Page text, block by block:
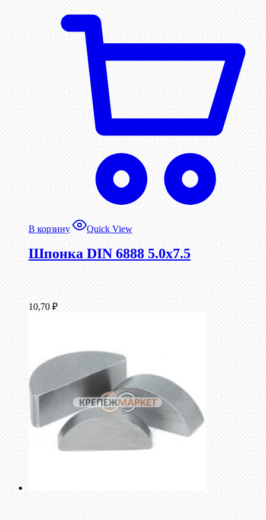
В корзину Quick View
Шпонка DIN 6888 5.0х7.5
10,70 ₽